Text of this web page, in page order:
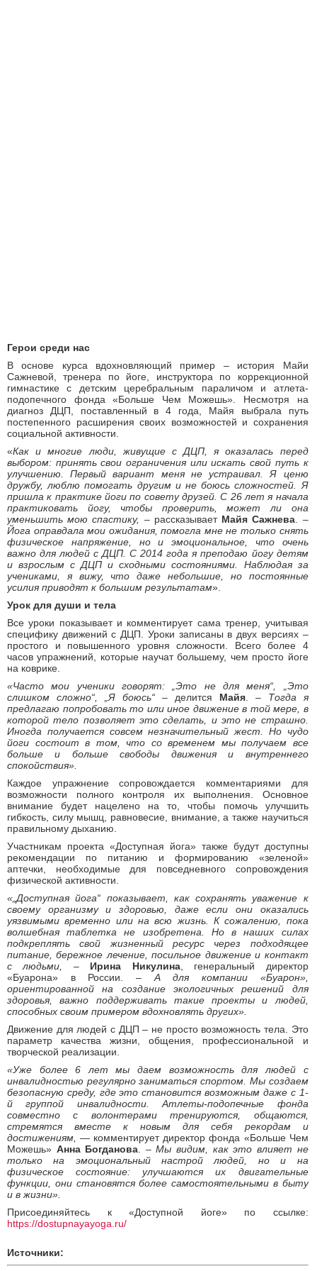
Герои среди нас
В основе курса вдохновляющий пример – история Майи
Сажневой, тренера по йоге, инструктора по коррекционной
гимнастике с детским церебральным параличом и атлета-
подопечного фонда «Больше Чем Можешь». Несмотря на
диагноз ДЦП, поставленный в 4 года, Майя выбрала путь
постепенного расширения своих возможностей и сохранения
социальной активности.
«Как и многие люди, живущие с ДЦП, я оказалась перед
выбором: принять свои ограничения или искать свой путь к
улучшению. Первый вариант меня не устраивал. Я ценю
дружбу, люблю помогать другим и не боюсь сложностей. Я
пришла к практике йоги по совету друзей. С 26 лет я начала
практиковать йогу, чтобы проверить, может ли она
уменьшить мою спастику, –рассказываетМайя Сажнева
–
Йога оправдала мои ожидания, помогла мне не только снять
физическое напряжение, но и эмоциональное, что очень
важно для людей с ДЦП. С 2014 года я преподаю йогу детям
и взрослым с ДЦП и сходными состояниями. Наблюдая за
учениками, я вижу, что даже небольшие, но постоянные
усилия приводят к большим результатам».
Урок для души и тела
Все уроки показывает и комментирует сама тренер, учитывая
специфику движений с ДЦП. Уроки записаны в двух версиях –
простого и повышенного уровня сложности. Всего более 4
часов упражнений, которые научат большему, чем просто йоге
на коврике.
«Часто мои ученики говорят: „Это не для меня“, „Это
слишком сложно“, „Я боюсь“
–делится Майя. –
Тогда я
предлагаю попробовать то или иное движение в той мере, в
которой тело позволяет это сделать, и это не страшно.
Иногда получается совсем незначительный жест. Но чудо
йоги состоит в том, что со временем мы получаем все
больше и больше свободы движения и внутреннего
спокойствия».
Каждое упражнение сопровождается комментариями для
возможности полного контроля их выполнения. Основное
внимание будет нацелено на то, чтобы помочь улучшить
гибкость, силу мышц, равновесие, внимание, а также научиться
правильному дыханию.
Участникам проекта «Доступная йога» также будут доступны
рекомендации по питанию и формированию «зеленой»
аптечки, необходимые для повседневного сопровождения
физической активности.
«„Доступная йога“ показывает, как сохранять уважение к
своему организму и здоровью, даже если они оказались
уязвимыми временно или на всю жизнь. К сожалению, пока
волшебная таблетка не изобретена. Но в наших силах
подкреплять свой жизненный ресурс через подходящее
питание, бережное лечение, посильное движение и контакт
с людьми, – Ирина Никулина, генеральный директор
«Буарона» в России. – А для компании «Буарон»,
ориентированной на создание экологичных решений для
здоровья, важно поддерживать такие проекты и людей,
способных своим примером вдохновлять других».
Движение для людей с ДЦП– не просто возможность тела. Это
параметр качества жизни, общения, профессиональной и
творческой реализации.
«Уже более 6 лет мы даем возможность для людей с
инвалидностью регулярно заниматься спортом. Мы создаем
безопасную среду, где это становится возможным даже с 1-
й группой инвалидности. Атлеты-подопечные фонда
совместно с волонтерами тренируются, общаются,
стремятся вместе к новым для себя рекордам и
достижениям, — комментирует директор фонда «Больше Чем
Можешь» Анна Богданова
– Мы видим, как это влияет не
только на эмоциональный настрой людей, но и на
физическое состояние: улучшаются их двигательные
функции, они становятся более самостоятельными в быту
и в жизни».
Присоединяйтесь к «Доступной йоге» по ссылке:
https://dostupnayayoga.ru/
Источники: